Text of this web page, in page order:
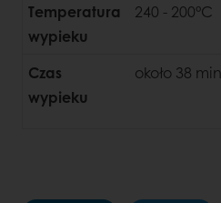
Temperatura
wypieku
240 - 200°C
Czas
wypieku
około 38